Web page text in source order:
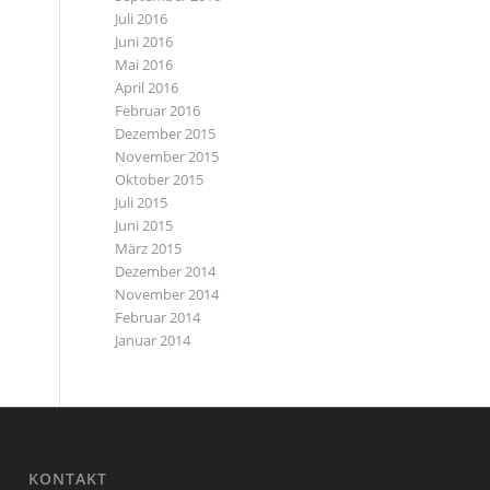
Juli 2016
Juni 2016
Mai 2016
April 2016
Februar 2016
Dezember 2015
November 2015
Oktober 2015
Juli 2015
Juni 2015
März 2015
Dezember 2014
November 2014
Februar 2014
Januar 2014
KONTAKT